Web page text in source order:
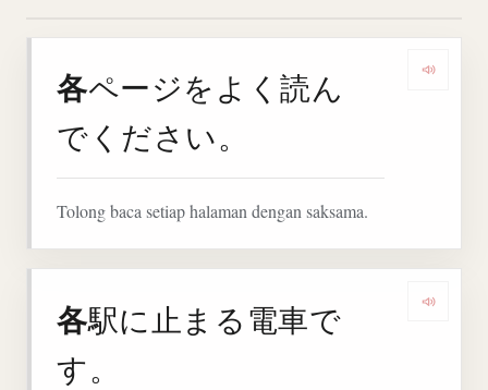
各ページをよく読ん
でください。
Tolong baca setiap halaman dengan saksama.
各駅に止まる電車で
す。